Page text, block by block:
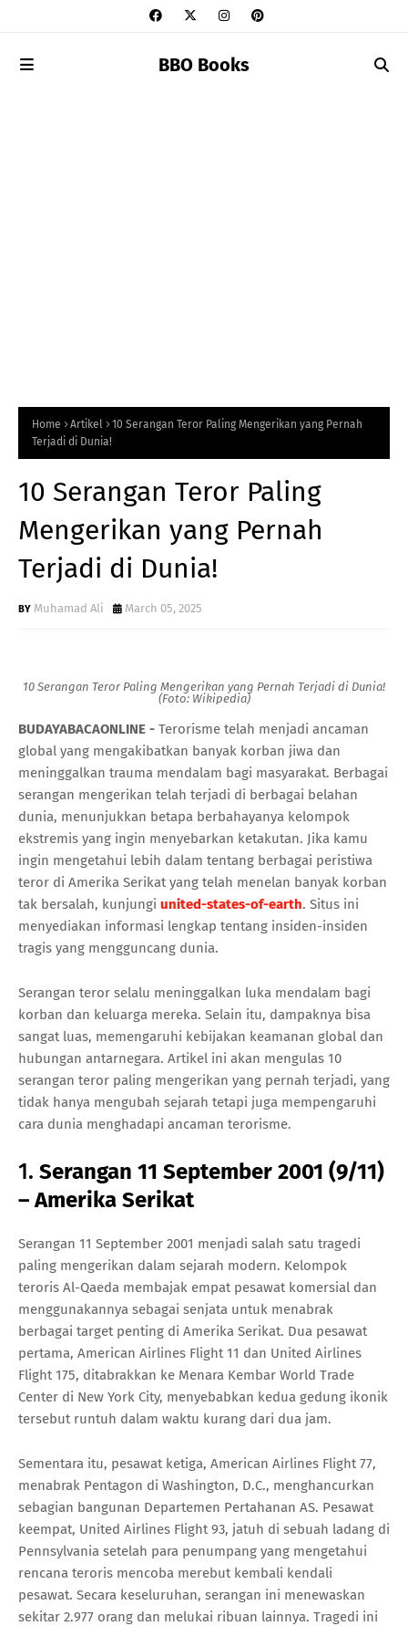
BBO Books
Home Artikel
10 Serangan Teror Paling Mengerikan yang Pernah
Terjadi di Dunia!
10 Serangan Teror Paling
Mengerikan yang Pernah
Terjadi di Dunia!
Muhamad Ali March 05, 2025
10 Serangan Teror Paling Mengerikan yang Pernah Terjadi di Dunia!
(Foto: Wikipedia)
BUDAYABACAONLINE - Terorisme telah menjadi ancaman
global yang mengakibatkan banyak korban jiwa dan
meninggalkan trauma mendalam bagi masyarakat. Berbagai
serangan mengerikan telah terjadi di berbagai belahan
dunia, menunjukkan betapa berbahayanya kelompok
ekstremis yang ingin menyebarkan ketakutan. Jika kamu
ingin mengetahui lebih dalam tentang berbagai peristiwa
teror di Amerika Serikat yang telah menelan banyak korban
tak bersalah, kunjungi united-states-of-earth. Situs ini
menyediakan informasi lengkap tentang insiden-insiden
tragis yang mengguncang dunia.
Serangan teror selalu meninggalkan luka mendalam bagi
korban dan keluarga mereka. Selain itu, dampaknya bisa
sangat luas, memengaruhi kebijakan keamanan global dan
hubungan antarnegara. Artikel ini akan mengulas 10
serangan teror paling mengerikan yang pernah terjadi, yang
tidak hanya mengubah sejarah tetapi juga mempengaruhi
cara dunia menghadapi ancaman terorisme.
1. Serangan 11 September 2001 (9/11)
– Amerika Serikat
Serangan 11 September 2001 menjadi salah satu tragedi
paling mengerikan dalam sejarah modern. Kelompok
teroris Al-Qaeda membajak empat pesawat komersial dan
menggunakannya sebagai senjata untuk menabrak
berbagai target penting di Amerika Serikat. Dua pesawat
pertama, American Airlines Flight 11 dan United Airlines
Flight 175, ditabrakkan ke Menara Kembar World Trade
Center di New York City, menyebabkan kedua gedung ikonik
tersebut runtuh dalam waktu kurang dari dua jam.
Sementara itu, pesawat ketiga, American Airlines Flight 77,
menabrak Pentagon di Washington, D.C., menghancurkan
sebagian bangunan Departemen Pertahanan AS. Pesawat
keempat, United Airlines Flight 93, jatuh di sebuah ladang di
Pennsylvania setelah para penumpang yang mengetahui
rencana teroris mencoba merebut kembali kendali
pesawat. Secara keseluruhan, serangan ini menewaskan
sekitar 2.977 orang dan melukai ribuan lainnya. Tragedi ini